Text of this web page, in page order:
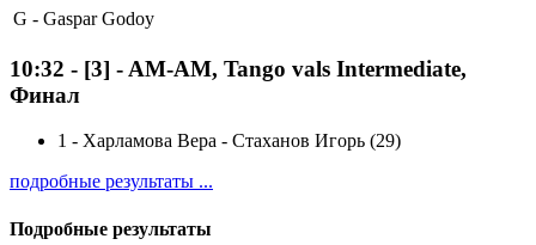
G - Gaspar Godoy
10:32 - [3] - AM-AM, Tango vals Intermediate,
Финал
1 - Харламова Вера - Стаханов Игорь (29)
подробные результаты ...
Подробные результаты